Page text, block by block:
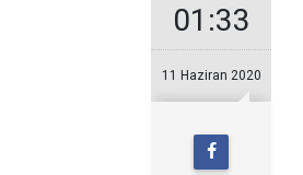
01:33
11 Haziran 2020